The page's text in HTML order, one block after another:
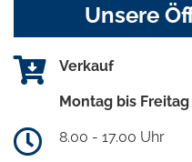
Unsere
Verkauf
Montag bis Freitag
8.00 - 17.00 Uhr